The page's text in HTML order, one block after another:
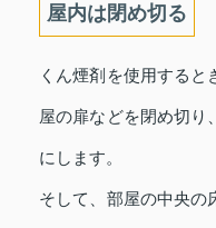
屋内は閉め切る
くん煙剤を使用する
屋の扉などを閉め切り
にします。
そして、部屋の中央の